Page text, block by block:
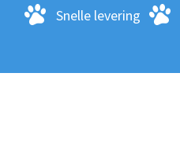
Snelle levering